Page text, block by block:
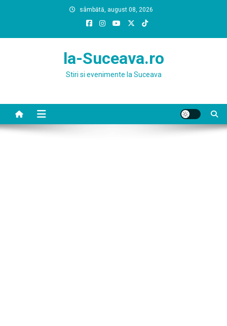
sâmbătă, august 08, 2026
la-Suceava.ro
Stiri si evenimente la Suceava